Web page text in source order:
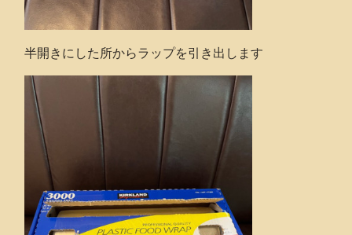
半開きにした所からラップを引き出します